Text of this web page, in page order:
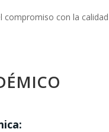
con la